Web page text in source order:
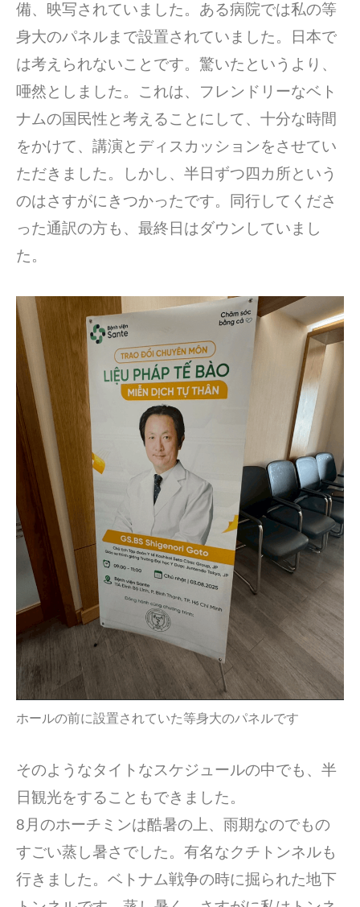
備、映写されていました。ある病院では私の等
身大のパネルまで設置されていました。日本で
は考えられないことです。驚いたというより、
唖然としました。これは、フレンドリーなベト
ナムの国民性と考えることにして、十分な時間
をかけて、講演とディスカッションをさせてい
ただきました。しかし、半日ずつ四カ所という
のはさすがにきつかったです。同行してくださ
った通訳の方も、最終日はダウンしていまし
た。
ホールの前に設置されていた等身大のパネルです
そのようなタイトなスケジュールの中でも、半
日観光をすることもできました。
8月のホーチミンは酷暑の上、雨期なのでもの
すごい蒸し暑さでした。有名なクチトンネルも
行きました。ベトナム戦争の時に掘られた地下